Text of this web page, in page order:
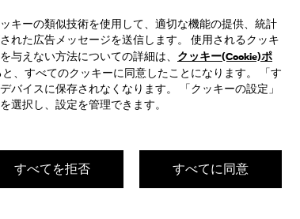
キーの類似技術を使用して、適切な機能の提供、統計
れた広告メッセージを送信します。 使用されるクッキ
与えない方法についての詳細は、 クッキー(Cookie)ポ
、すべてのクッキーに同意したことになります。 「す
イスに保存されなくなります。 「クッキーの設定」
選択し、設定を管理できます。
すべてに同意
すべてを拒否